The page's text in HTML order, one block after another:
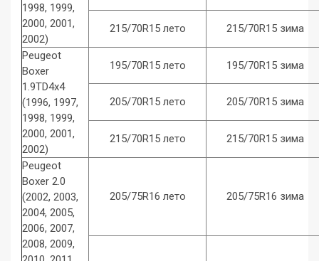
1998, 1999,
2000, 2001,
2002)
215/70R15 лето 215/70R15 зима
Peugeot
Boxer
1.9TD4x4
(1996, 1997,
1998, 1999,
2000, 2001,
2002)
195/70R15 лето 195/70R15 зима
205/70R15 лето 205/70R15 зима
215/70R15 лето 215/70R15 зима
Peugeot
Boxer 2.0
(2002, 2003,
2004, 2005,
2006, 2007,
2008, 2009,
205/75R16 лето 205/75R16 зима